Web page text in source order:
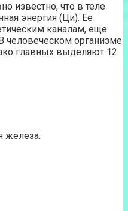
известно, что в теле
энергия (Ци). Ее
каналам, еще
человеческом организме
главных выделяют 12:
железа.